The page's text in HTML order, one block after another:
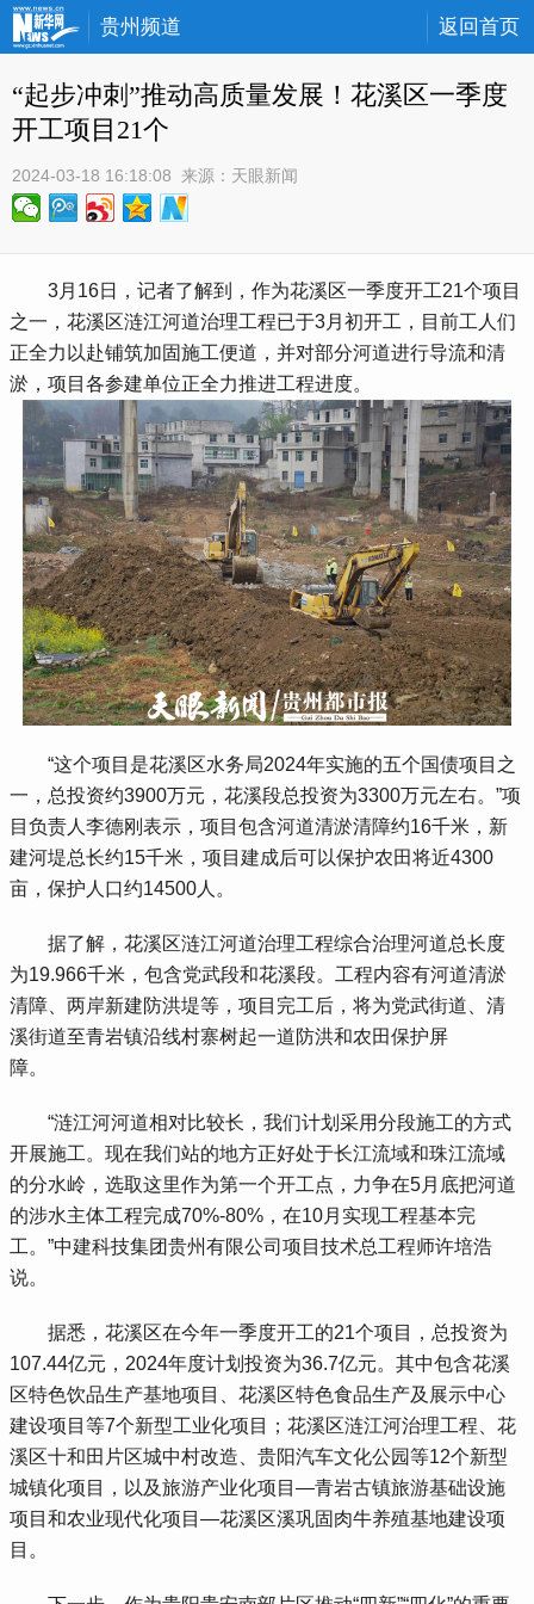
贵州频道 返回首页
“起步冲刺”推动高质量发展！花溪区一季度
开工项目21个
2024-03-18 16:18:08 来源： 天眼新闻
3月16日，记者了解到，作为花溪区一季度开工21个项目
之一，花溪区涟江河道治理工程已于3月初开工，目前工人们
正全力以赴铺筑加固施工便道，并对部分河道进行导流和清
淤，项目各参建单位正全力推进工程进度。
“这个项目是花溪区水务局2024年实施的五个国债项目之
一，总投资约3900万元，花溪段总投资为3300万元左右。”项
目负责人李德刚表示，项目包含河道清淤清障约16千米，新
建河堤总长约15千米，项目建成后可以保护农田将近4300
亩，保护人口约14500人。
据了解，花溪区涟江河道治理工程综合治理河道总长度
为19.966千米，包含党武段和花溪段。工程内容有河道清淤
清障、两岸新建防洪堤等，项目完工后，将为党武街道、清
溪街道至青岩镇沿线村寨树起一道防洪和农田保护屏
障。
“涟江河河道相对比较长，我们计划采用分段施工的方式
开展施工。现在我们站的地方正好处于长江流域和珠江流域
的分水岭，选取这里作为第一个开工点，力争在5月底把河道
的涉水主体工程完成70%-80%，在10月实现工程基本完
工。”中建科技集团贵州有限公司项目技术总工程师许培浩
说。
据悉，花溪区在今年一季度开工的21个项目，总投资为
107.44亿元，2024年度计划投资为36.7亿元。其中包含花溪
区特色饮品生产基地项目、花溪区特色食品生产及展示中心
建设项目等7个新型工业化项目；花溪区涟江河治理工程、花
溪区十和田片区城中村改造、贵阳汽车文化公园等12个新型
城镇化项目，以及旅游产业化项目—青岩古镇旅游基础设施
项目和农业现代化项目—花溪区溪巩固肉牛养殖基地建设项
目。